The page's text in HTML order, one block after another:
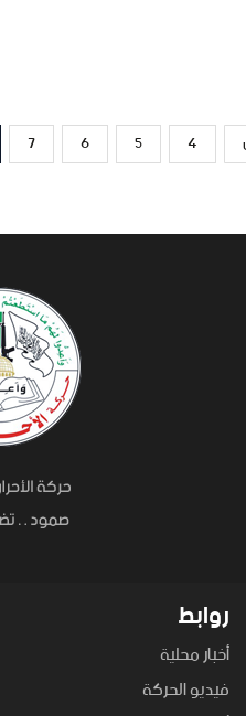
4
5
6
7
روابط
أخبار محلية
فيديو الحركة